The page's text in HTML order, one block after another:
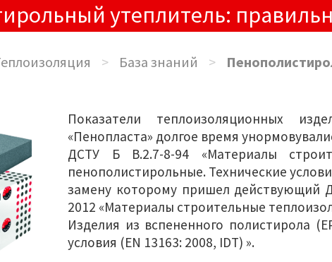
утеплитель:
> База знаний >
Показатели теплоизоляционных
«Пенопласта» долгое время
ДСТУ Б В.2.7-8-94 «Материалы
пенополистирольные. Технические
замену которому пришел действующий
2012 «Материалы строительные
Изделия из вспененного полистирола
условия (EN 13163: 2008, IDT) ».